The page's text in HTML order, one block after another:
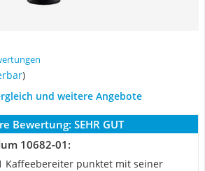
)
und weitere Angebote
Bewertung: SEHR GUT
10682-01:
Kaffeebereiter punktet mit seiner